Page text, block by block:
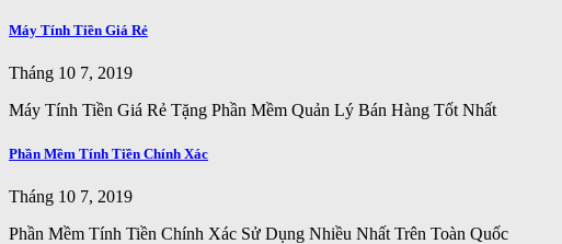
Máy Tính Tiền Giá Rẻ
Tháng 10 7, 2019
Máy Tính Tiền Giá Rẻ Tặng Phần Mềm Quản Lý Bán Hàng Tốt Nhất
Phần Mềm Tính Tiền Chính Xác
Tháng 10 7, 2019
Phần Mềm Tính Tiền Chính Xác Sử Dụng Nhiều Nhất Trên Toàn Quốc